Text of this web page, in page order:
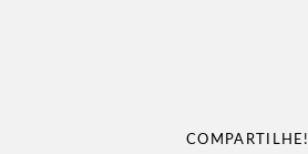
COMPARTILHE!